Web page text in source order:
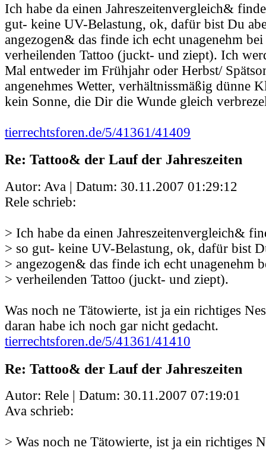
Ich habe da einen Jahreszeitenvergleich&
gut- keine UV-Belastung, ok, dafür bist Du
angezogen& das finde ich echt unagenehm
verheilenden Tattoo (juckt- und ziept). Ich
Mal entweder im Frühjahr oder Herbst/
angenehmes Wetter, verhältnissmäßig dünne
kein Sonne, die Dir die Wunde gleich
tierrechtsforen.de/5/41361/41409
Re: Tattoo& der Lauf der Jahreszeiten
Autor: Ava | Datum: 30.11.2007 01:29:12
Rele schrieb:
> Ich habe da einen Jahreszeitenvergleich&
> so gut- keine UV-Belastung, ok, dafür bist
> angezogen& das finde ich echt unagenehm
> verheilenden Tattoo (juckt- und ziept).
Was noch ne Tätowierte, ist ja ein richtiges
daran habe ich noch gar nicht gedacht.
tierrechtsforen.de/5/41361/41410
Re: Tattoo& der Lauf der Jahreszeiten
Autor: Rele | Datum: 30.11.2007 07:19:01
Ava schrieb:
> Was noch ne Tätowierte, ist ja ein richtiges